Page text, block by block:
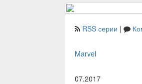
RSS серии |
Marvel
07.2017